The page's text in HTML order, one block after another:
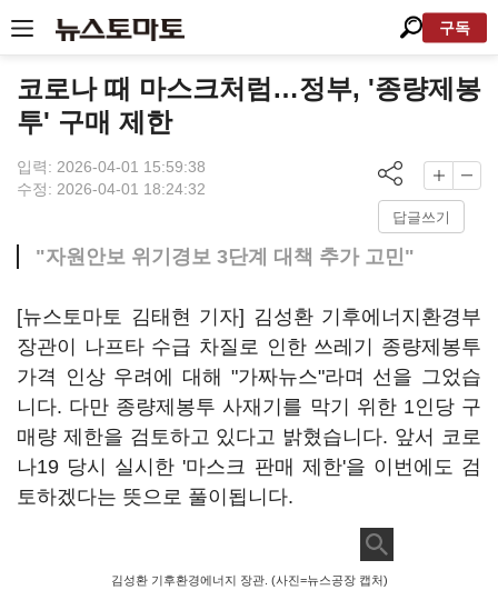
구독
코로나 때 마스크처럼…정부, '종량제봉
투' 구매 제한
입력: 2026-04-01 15:59:38
수정: 2026-04-01 18:24:32
답글쓰기
"자원안보 위기경보 3단계 대책 추가 고민"
[뉴스토마토 김태현 기자] 김성환 기후에너지환경부
장관이 나프타 수급 차질로 인한 쓰레기 종량제봉투
가격 인상 우려에 대해 "가짜뉴스"라며 선을 그었습
니다. 다만 종량제봉투 사재기를 막기 위한 1인당 구
매량 제한을 검토하고 있다고 밝혔습니다. 앞서 코로
나19 당시 실시한 '마스크 판매 제한'을 이번에도 검
토하겠다는 뜻으로 풀이됩니다.
김성환 기후환경에너지 장관. (사진=뉴스공장 캡처)